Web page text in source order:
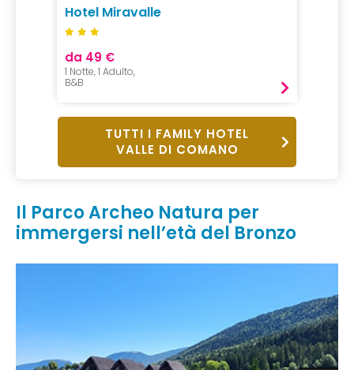
Hotel Miravalle
da 49 €
1 Notte, 1 Adulto,
B&B
TUTTI I FAMILY HOTEL
VALLE DI COMANO
Il Parco Archeo Natura per
immergersi nell’età del Bronzo